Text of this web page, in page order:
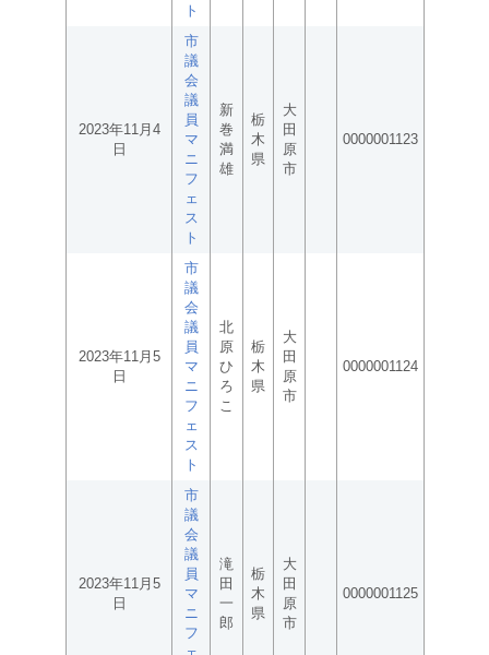
ト
2023年11月4
日
市
議
会
議
員
マ
ニ
フ
ェ
ス
ト
新
巻
満
雄
栃
木
県
大
田
原
市
0000001123
2023年11月5
日
市
議
会
議
員
マ
ニ
フ
ェ
ス
ト
北
原
ひ
ろ
こ
栃
木
県
大
田
原
市
0000001124
2023年11月5
日
市
議
会
議
員
マ
ニ
フ
滝
田
一
郎
栃
木
県
大
田
原
市
0000001125